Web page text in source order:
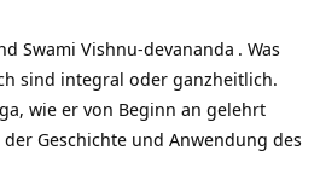
Swami Vishnu-devananda . Was
sind integral oder ganzheitlich.
wie er von Beginn an gelehrt
Geschichte und Anwendung des